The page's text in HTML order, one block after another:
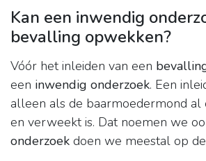
Kan een inwendig
bevalling opwekken?
Vóór het inleiden van een
een inwendig onderzoek. Een
alleen als de baarmoedermond al
en verweekt is. Dat noemen we
onderzoek doen we meestal op